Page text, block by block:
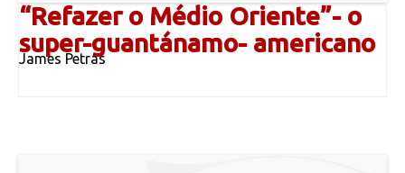
“Refazer o Médio Oriente”- o
super-guantánamo- americano
James Petras